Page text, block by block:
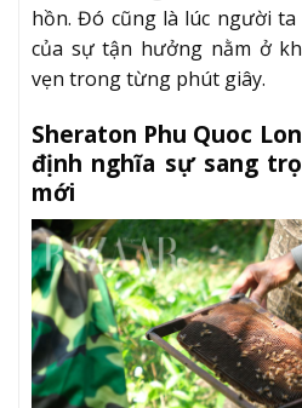
hồn. Đó cũng là lúc người
của sự tận hưởng nằm ở
vẹn trong từng phút giây.
Sheraton Phu Quoc
định nghĩa sự sang
mới